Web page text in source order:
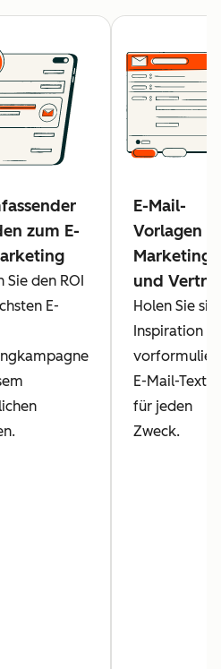
zum E-
Sie den ROI
E-
E-Mail-
Vorlagen
Marketing
und
Holen Sie
Inspiration
E-Mail-
für jeden
Zweck.